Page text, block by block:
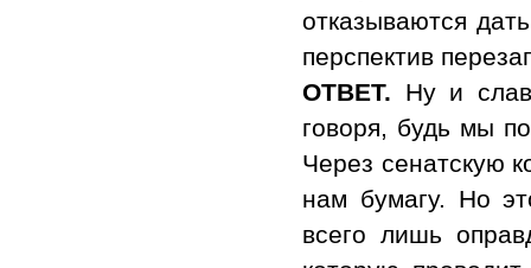
отказываются
перспектив
ОТВЕТ. Ну и
говоря, будь мы
Через сенатскую
нам бумагу. Но
всего лишь